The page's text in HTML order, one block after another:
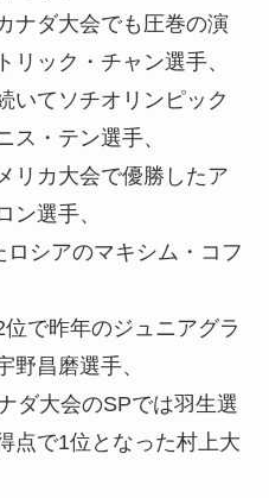
ナダ大会でも圧巻の演
リック・チャン選手、
いてソチオリンピック
ス・テン選手、
リカ大会で優勝したア
ン選手、
ロシアのマキシム・コフ
で昨年のジュニアグラ
野昌磨選手、
ダ大会のSPでは羽生選
点で1位となった村上大